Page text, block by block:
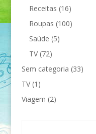
Receitas (16)
Roupas (100)
Saúde (5)
TV(72)
Sem categoria (33)
TV(1)
Viagem (2)